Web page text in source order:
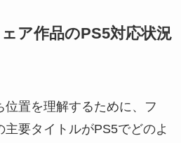
ア作品のPS5対応状況
位置を理解するために、フ
主要タイトルがPS5でどのよ